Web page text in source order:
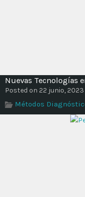
Nuevas Tecnologías
Posted on 22 junio, 2023
Métodos